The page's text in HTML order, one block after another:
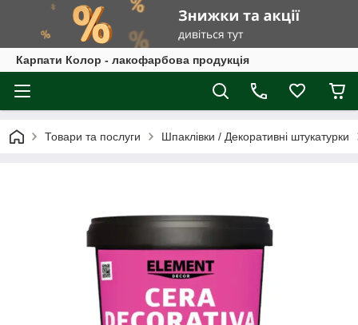
Карпати Колор - лакофарбова продукція
Товари та послуги Шпаклівки / Декоративні штукатурки